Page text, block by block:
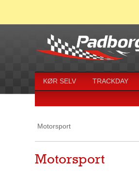
KØR SELV TRACKDAY
Motorsport
Motorsport